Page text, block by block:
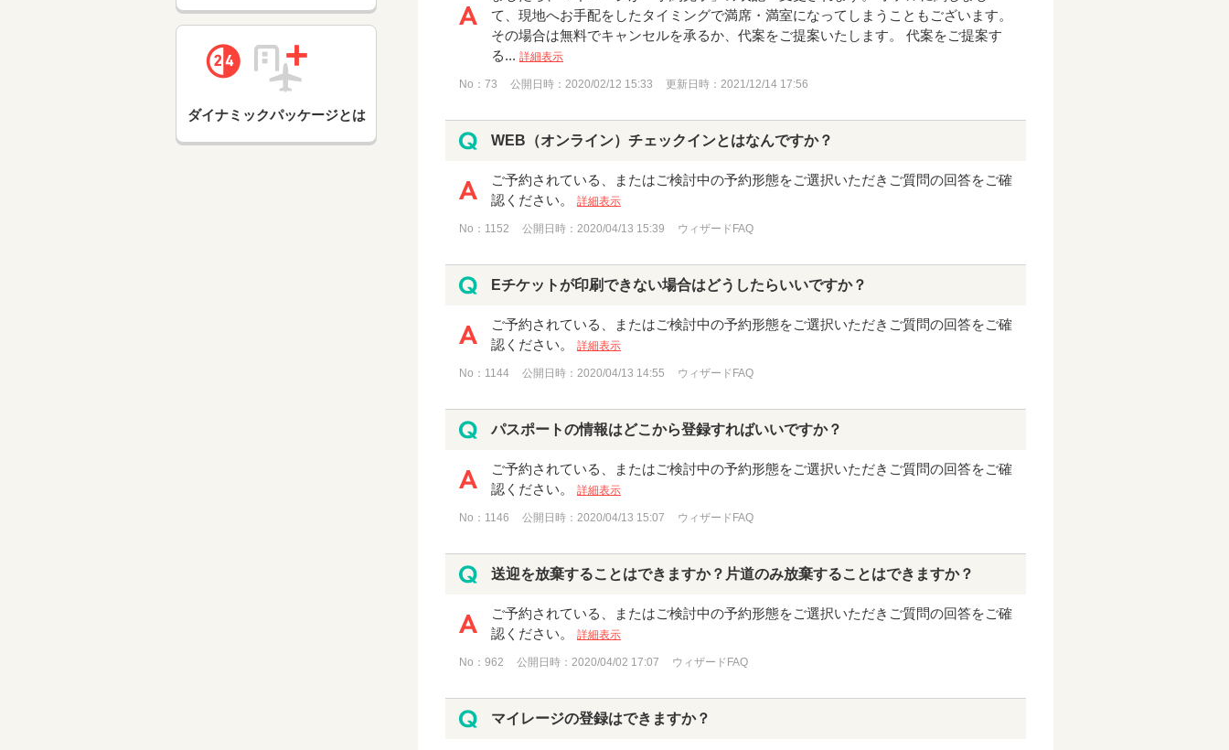
ダイナミックパッケージとは
て、現地へお手配をしたタイミングで満席・満室になってしまうこともございます。
その場合は無料でキャンセルを承るか、代案をご提案いたします。 代案をご提案す
る... 詳細表示
No：73 公開日時：2020/02/12 15:33 更新日時：2021/12/14 17:56
WEB（オンライン）チェックインとはなんですか？
ご予約されている、またはご検討中の予約形態をご選択いただきご質問の回答をご確
認ください。
詳細表示
No：1152 公開日時：2020/04/13 15:39 ウィザードFAQ
Eチケットが印刷できない場合はどうしたらいいですか？
ご予約されている、またはご検討中の予約形態をご選択いただきご質問の回答をご確
認ください。
詳細表示
No：1144 公開日時：2020/04/13 14:55 ウィザードFAQ
パスポートの情報はどこから登録すればいいですか？
ご予約されている、またはご検討中の予約形態をご選択いただきご質問の回答をご確
認ください。
詳細表示
No：1146 公開日時：2020/04/13 15:07 ウィザードFAQ
送迎を放棄することはできますか？片道のみ放棄することはできますか？
ご予約されている、またはご検討中の予約形態をご選択いただきご質問の回答をご確
認ください。
詳細表示
No：962 公開日時：2020/04/02 17:07 ウィザードFAQ
マイレージの登録はできますか？